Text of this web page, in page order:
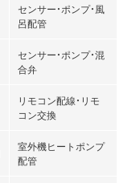
センサー・ポンプ・風
呂配管
センサー・ポンプ・混
合弁
リモコン配線・リモ
コン交換
室外機ヒートポンプ
配管